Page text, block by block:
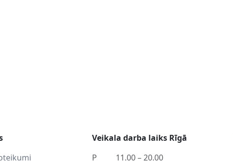
Veikala darba laiks Rīgā
P
11.00 – 20.00